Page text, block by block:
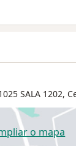
SALA 1202,
o mapa
abre num